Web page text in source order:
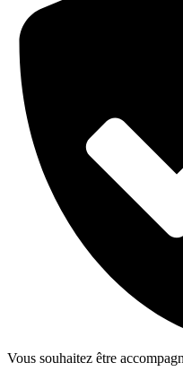
Vous souhaitez être